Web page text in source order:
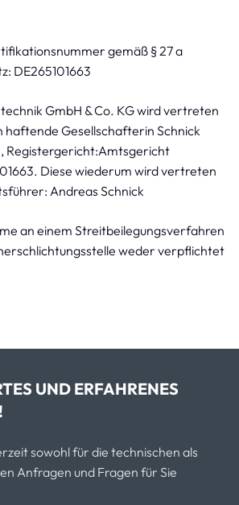
gemäß § 27 a
DE265101663
GmbH & Co. KG wird vertreten
haftende Gesellschafterin Schnick
Registergericht:Amtsgericht
Diese wiederum wird vertreten
Andreas Schnick
an einem Streitbeilegungsverfahren
weder verpflichtet
UND ERFAHRENES
sowohl für die technischen als
Anfragen und Fragen für Sie